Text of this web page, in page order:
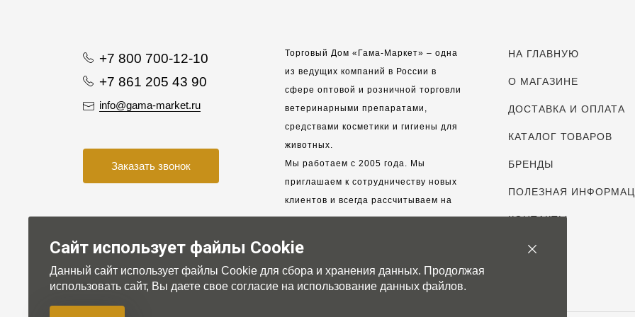
+7 800 700-12-10
+7 861 205 43 90
info@gama-market.ru
Заказать звонок
Торговый Дом «Гама-Маркет» – одна
из ведущих компаний в России в
сфере оптовой и розничной торговли
ветеринарными препаратами,
средствами косметики и гигиены для
животных.
Мы работаем с 2005 года. Мы
приглашаем к сотрудничеству новых
клиентов и всегда рассчитываем на
взаимовыгодные, долгосрочные
Для нас дорог каждый клиент!
НА ГЛАВНУЮ
О МАГАЗИНЕ
ДОСТАВКА И ОПЛАТА
КАТАЛОГ ТОВАРОВ
БРЕНДЫ
ПОЛЕЗНАЯ
КОНТАКТЫ
Сайт использует файлы Cookie
Данный сайт использует файлы Cookie для сбора и хранения данных. Продолжая
использовать сайт, Вы даете свое согласие на использование данных файлов.